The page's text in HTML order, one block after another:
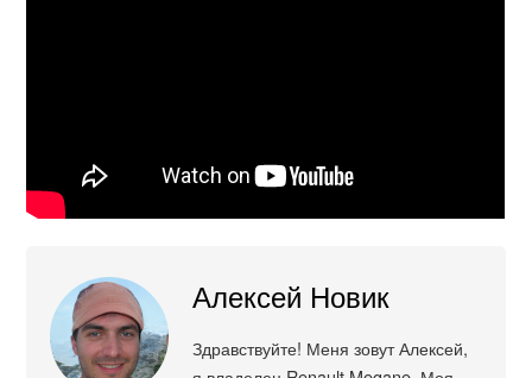
Алексей Новик
Здравствуйте! Меня зовут Алексей,